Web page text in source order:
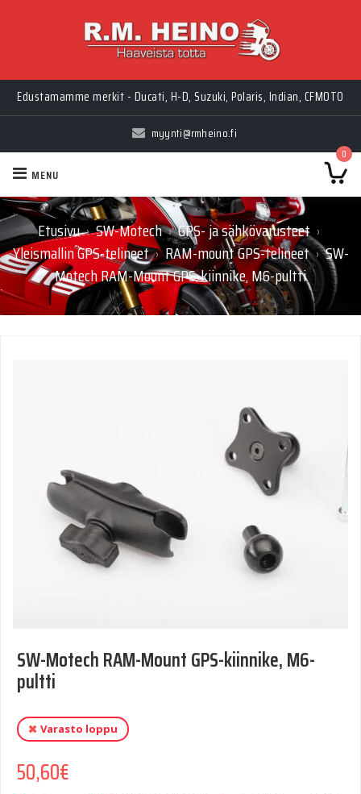
Edustamamme merkit - Ducati, H-D, Suzuki, Polaris, Indian, CFMOTO
myynti@rmheino.fi
0
MENU
Etusivu › SW-Motech › GPS- ja sähkövarusteet ›
Yleismallin GPS-telineet › RAM-mount GPS-telineet › SW-
Motech RAM-Mount GPS-kiinnike, M6-pultti
SW-Motech RAM-Mount GPS-kiinnike, M6-
pultti
Varasto loppu
50,60€